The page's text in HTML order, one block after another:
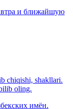
и ближайшую
chiqishi, shakllari.
oling.
имён.